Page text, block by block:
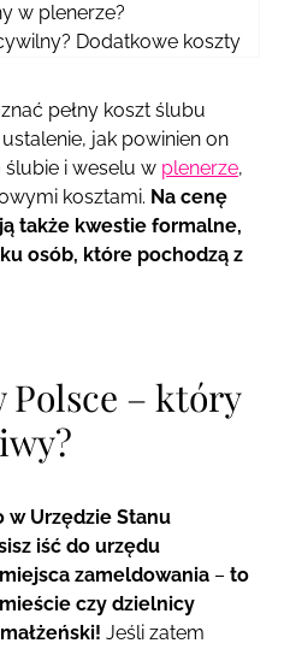
w plenerze?
Dodatkowe koszty
pełny koszt ślubu
jak powinien on
i weselu w plenerze,
kosztami. Na cenę
także kwestie formalne,
osób, które pochodzą z
Polsce – który
w Urzędzie Stanu
iść do urzędu
zameldowania – to
czy dzielnicy
Jeśli zatem